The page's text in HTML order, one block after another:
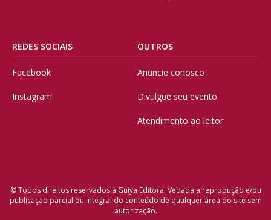
REDES SOCIAIS
Facebook
Instagram
OUTROS
Anuncie conosco
Divulgue seu evento
Atendimento ao leitor
© Todos direitos reservados à Guiya Editora. Vedada a reprodução e/ou
publicação parcial ou integral do conteúdo de qualquer área do site sem
autorização.